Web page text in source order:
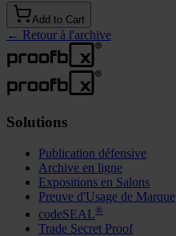
Add to Cart
← Retour à l'archive
Solutions
Publication défensive
Archive en ligne
Expositions en Salons
Preuve d'Usage de Marque
codeSEAL®
Trade Secret Proof